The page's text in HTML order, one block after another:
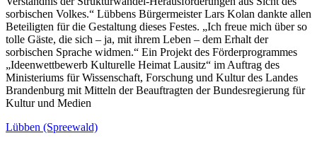
sorbischen Volkes.“ Lübbens Bürgermeister Lars Kolan dankte allen
Beteiligten für die Gestaltung dieses Festes. „Ich freue mich über so
tolle Gäste, die sich – ja, mit ihrem Leben – dem Erhalt der
sorbischen Sprache widmen.“ Ein Projekt des Förderprogrammes
„Ideenwettbewerb Kulturelle Heimat Lausitz“ im Auftrag des
Ministeriums für Wissenschaft, Forschung und Kultur des Landes
Brandenburg mit Mitteln der Beauftragten der Bundesregierung für
Kultur und Medien
Lübben (Spreewald)